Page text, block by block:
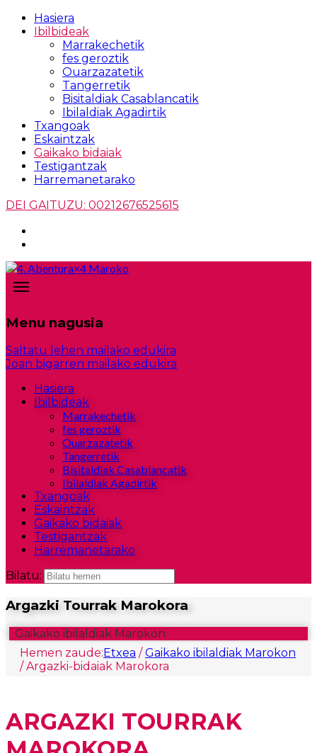
Hasiera
Ibilbideak
Marrakechetik
fes geroztik
Ouarzazatetik
Tangerretik
Bisitaldiak Casablancatik
Ibilaldiak Agadirtik
Txangoak
Eskaintzak
Gaikako bidaiak
Testigantzak
Harremanetarako
DEI GAITUZU: 00212676525615
Menu nagusia
Saltatu lehen mailako edukira
Joan bigarren mailako edukira
Hasiera
Ibilbideak
Marrakechetik
fes geroztik
Ouarzazatetik
Tangerretik
Bisitaldiak Casablancatik
Ibilaldiak Agadirtik
Txangoak
Eskaintzak
Gaikako bidaiak
Testigantzak
Harremanetarako
Bilatu:
Argazki Tourrak Marokora
Gaikako ibilaldiak Marokon
Hemen zaude:Etxea /Gaikako ibilaldiak Marokon
/ Argazki-bidaiak Marokora
ARGAZKI TOURRAK